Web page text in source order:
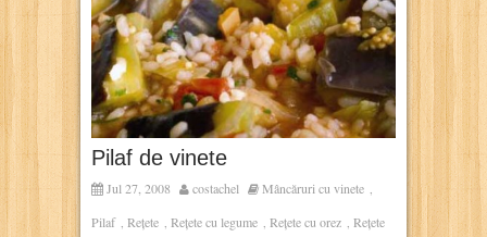
Pilaf de vinete
Jul 27, 2008 costachel Mâncăruri cu vinete ,
Pilaf , Rețete , Rețete cu legume , Rețete cu orez , Rețete